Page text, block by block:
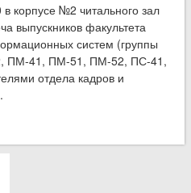
корпусе №2 читального зал
выпускников факультета
систем (группы
ПМ-41, ПМ-51, ПМ-52, ПС-41,
отдела кадров и
встреча выпускников
организаций-